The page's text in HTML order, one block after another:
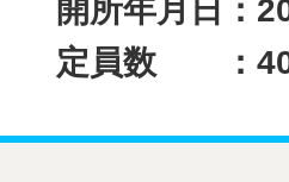
開所年月日：
定員数 ：40